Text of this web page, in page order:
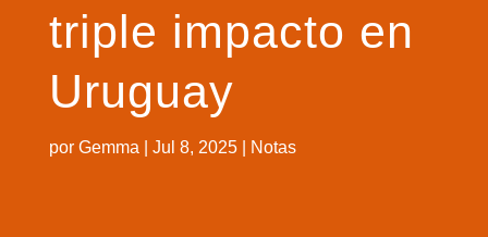
triple impacto en
Uruguay
por Gemma Jul 8, 2025| Notas